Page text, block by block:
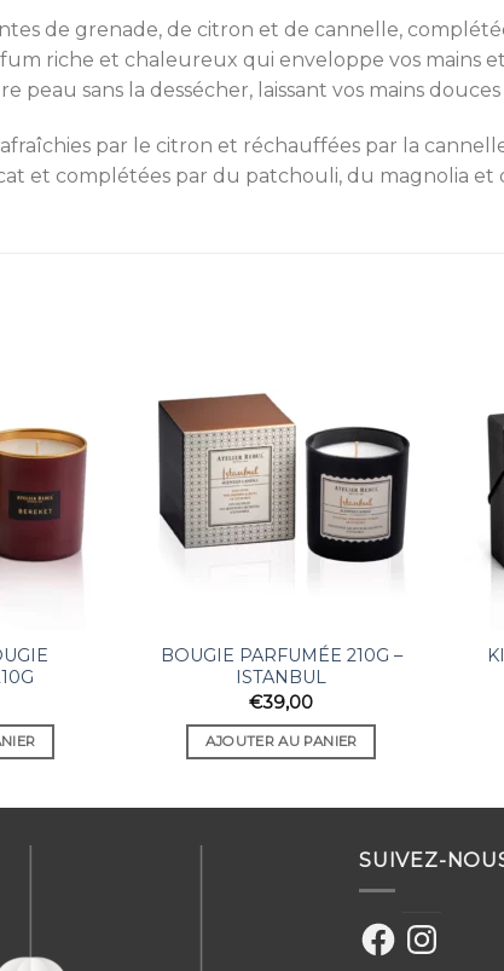
de grenade, de citron et de cannelle,
riche et chaleureux qui enveloppe vos mains
sans la dessécher, laissant vos mains
par le citron et réchauffées par la
et complétées par du patchouli, du magnolia et
BOUGIE PARFUMÉE 210G –
ISTANBUL
€39,00
AJOUTER AU PANIER
SUIVEZ-
FacebookInstagram